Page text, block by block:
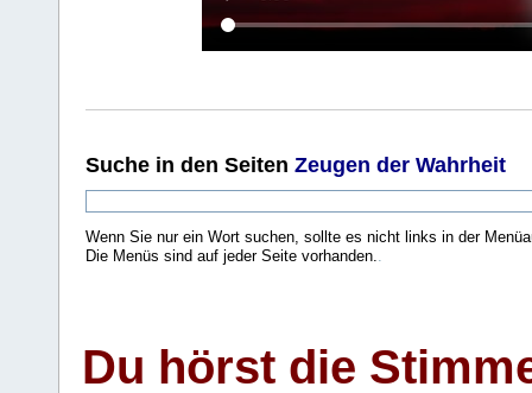
Suche in den Seiten Zeugen der Wahrheit
Wenn Sie nur ein Wort suchen, sollte es nicht links in der
Die Menüs sind auf jeder Seite vorhanden.
Du hörst die